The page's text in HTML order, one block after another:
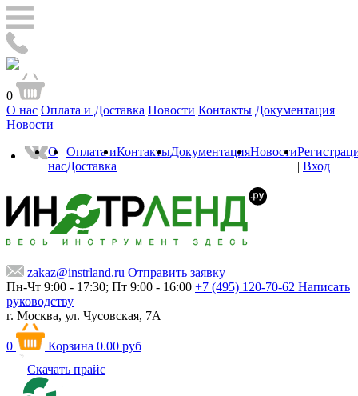
0
О нас Оплата и Доставка Новости Контакты Документация
Новости
О
нас
Оплата и
Доставка
КонтактыДокументацияНовости
| Вход
zakaz@instrland.ru Отправить заявку
Пн-Чт 9:00 - 17:30; Пт 9:00 - 16:00 +7 (495) 120-70-62 Написать
руководству
г. Москва, ул. Чусовская, 7А
0 Корзина 0.00 руб
Скачать прайс